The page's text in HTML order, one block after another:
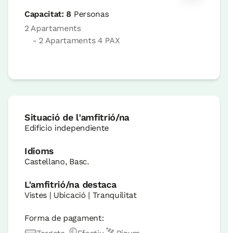
Capacitat: 8 Personas
2 Apartaments
- 2 Apartaments 4 PAX
Situació de l'amfitrió/na
Edificio independiente
Idioms
Castellano, Basc.
L'amfitrió/na destaca
Vistes | Ubicació | Tranquilitat
Forma de pagament: